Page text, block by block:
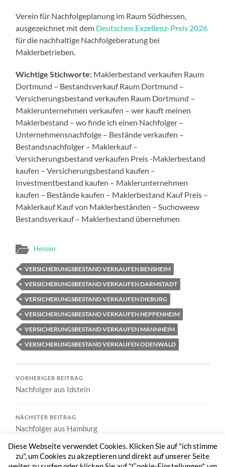
Verein für Nachfolgeplanung im Raum Südhessen,
ausgezeichnet mit dem Deutschen Exzellenz-Preis 2026
für die nachhaltige Nachfolgeberatung bei
Maklerbetrieben.
Wichtige Stichworte: Maklerbestand verkaufen Raum
Dortmund – Bestandsverkauf Raum Dortmund –
Versicherungsbestand verkaufen Raum Dortmund –
Maklerunternehmen verkaufen – wer kauft meinen
Maklerbestand – wo finde ich einen Nachfolger –
Unternehmensnachfolge – Bestände verkaufen –
Bestandsnachfolger – Maklerkauf –
Versicherungsbestand verkaufen Preis -Maklerbestand
kaufen – Versicherungsbestand kaufen –
Investmentbestand kaufen – Maklerunternehmen
kaufen – Bestände kaufen – Maklerbestand Kauf Preis –
Maklerkauf Kauf von Maklerbeständen – Suchoweew
Bestandsverkauf – Maklerbestand übernehmen
Hessen
VERSICHERUNGSBESTAND VERKAUFEN BENSHEIM
VERSICHERUNGSBESTAND VERKAUFEN DARMSTADT
VERSICHERUNGSBESTAND VERKAUFEN DIEBURG
VERSICHERUNGSBESTAND VERKAUFEN HEPPENHEIM
VERSICHERUNGSBESTAND VERKAUFEN MANNHEIM
VERSICHERUNGSBESTAND VERKAUFEN ODENWALD
VORHERIGER BEITRAG
Nachfolger aus Idstein
NÄCHSTER BEITRAG
Nachfolger aus Hamburg
Diese Webseite verwendet Cookies. Klicken Sie auf "ich stimme
zu", um Cookies zu akzeptieren und direkt auf unserer Seite